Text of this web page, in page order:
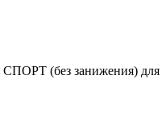
СПОРТ (без занижения) для